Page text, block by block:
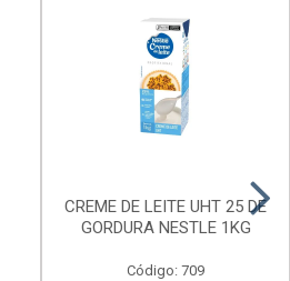
CREME DE LEITE UHT 25 DE
GORDURA NESTLE 1KG
Código: 709